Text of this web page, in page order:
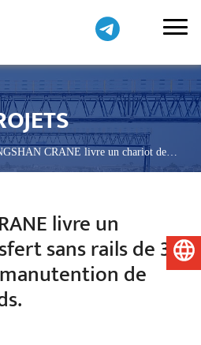
CRANE livre un chariot de
pour la manutention de matériaux
livre un
sans rails de 30
de
Français